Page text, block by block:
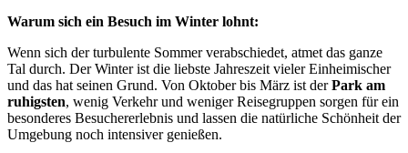
Warum sich ein Besuch im Winter lohnt:
Wenn sich der turbulente Sommer verabschiedet, atmet das ganze
Tal durch. Der Winter ist die liebste Jahreszeit vieler Einheimischer
und das hat seinen Grund. Von Oktober bis März ist derPark am
ruhigsten, wenig Verkehr und weniger Reisegruppen sorgen für ein
besonderes Besuchererlebnis und lassen die natürliche Schönheit der
Umgebung noch intensiver genießen.